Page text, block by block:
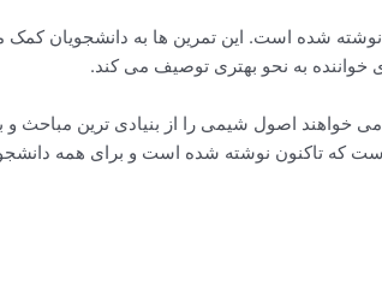
شده است. این تمرین ها به دانشجویان کمک
خواننده به نحو بهتری توصیف می کند.
اصول شیمی را از بنیادی ترین مباحث و با
که تاکنون نوشته شده است و برای همه